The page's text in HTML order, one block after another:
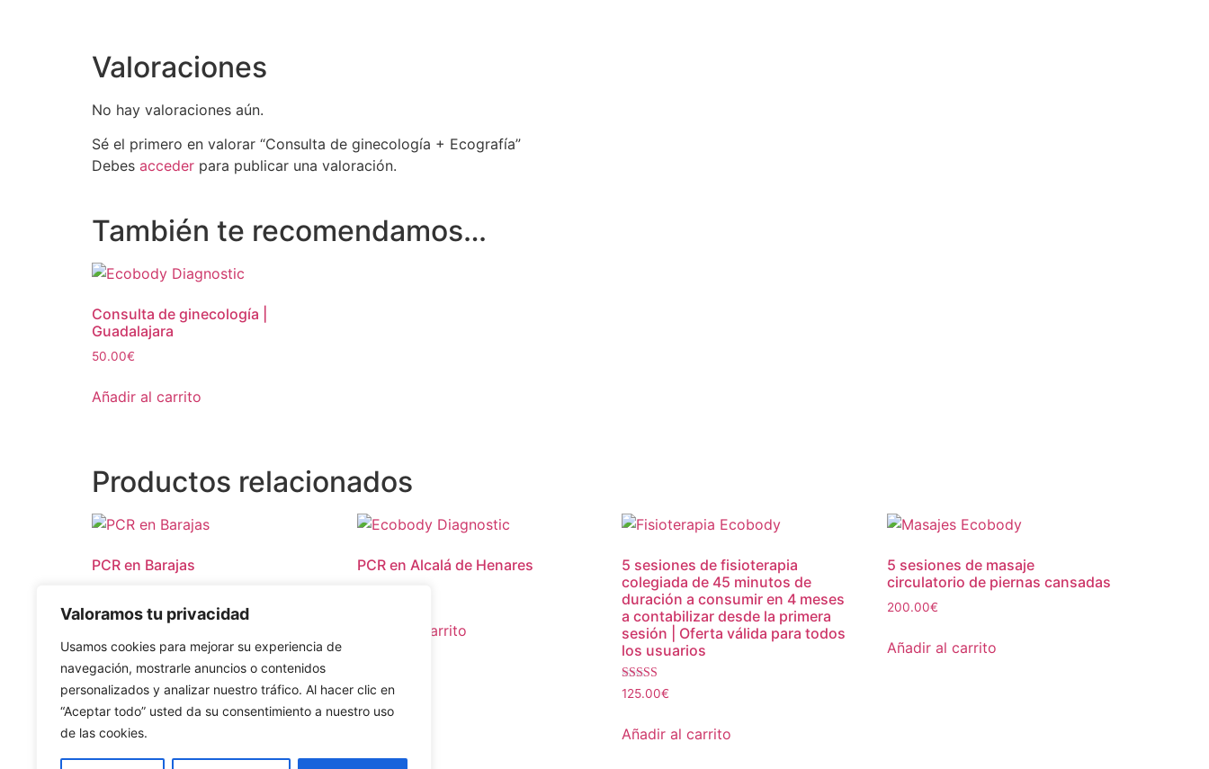
Valoramos tu privacidad
Usamos cookies para mejorar su experiencia de
navegación, mostrarle anuncios o contenidos
personalizados y analizar nuestro tráfico. Al hacer clic en
“Aceptar todo” usted da su consentimiento a nuestro uso
de las cookies.
Valoraciones
No hay valoraciones aún.
Sé el primero en valorar “Consulta de ginecología + Ecografía”
Debes acceder para publicar una valoración.
También te recomendamos…
Consulta de ginecología |
Guadalajara
50.00€
Añadir al carrito
Productos relacionados
PCR en Barajas
Leer más
PCR en Alcalá de Henares
Añadir al carrito
5 sesiones de fisioterapia
colegiada de 45 minutos de
duración a consumir en 4 meses
a contabilizar desde la primera
sesión | Oferta válida para todos
los usuarios
Valorado con
5.00
125.00€
Añadir al carrito
5 sesiones de masaje
circulatorio de piernas cansadas
200.00€
Añadir al carrito